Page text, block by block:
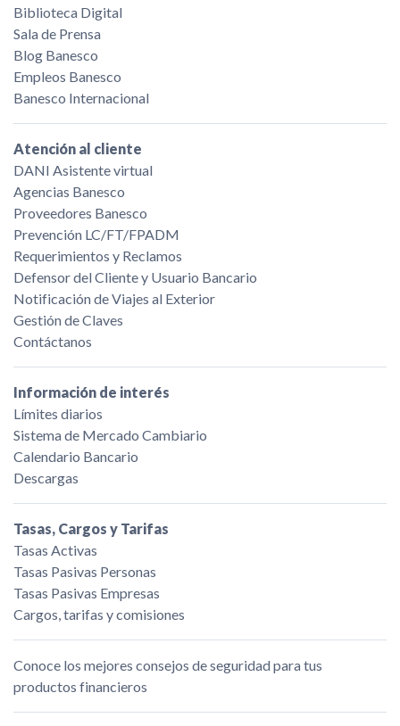
Biblioteca Digital
Sala de Prensa
Blog Banesco
Empleos Banesco
Banesco Internacional
Atención al cliente
DANI Asistente virtual
Agencias Banesco
Proveedores Banesco
Prevención LC/FT/FPADM
Requerimientos y Reclamos
Defensor del Cliente y Usuario Bancario
Notificación de Viajes al Exterior
Gestión de Claves
Contáctanos
Información de interés
Límites diarios
Sistema de Mercado Cambiario
Calendario Bancario
Descargas
Tasas, Cargos y Tarifas
Tasas Activas
Tasas Pasivas Personas
Tasas Pasivas Empresas
Cargos, tarifas y comisiones
Conoce los mejores consejos de seguridad para tus
productos financieros